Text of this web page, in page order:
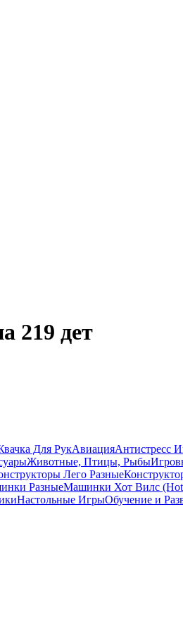
219 дет
Для РукАвиацияАнтистресс
Животные, Птицы, Рыбы
Лего Разные
РазныеМашинки Хот Вилс (Hot
Настольные ИгрыОбучение и